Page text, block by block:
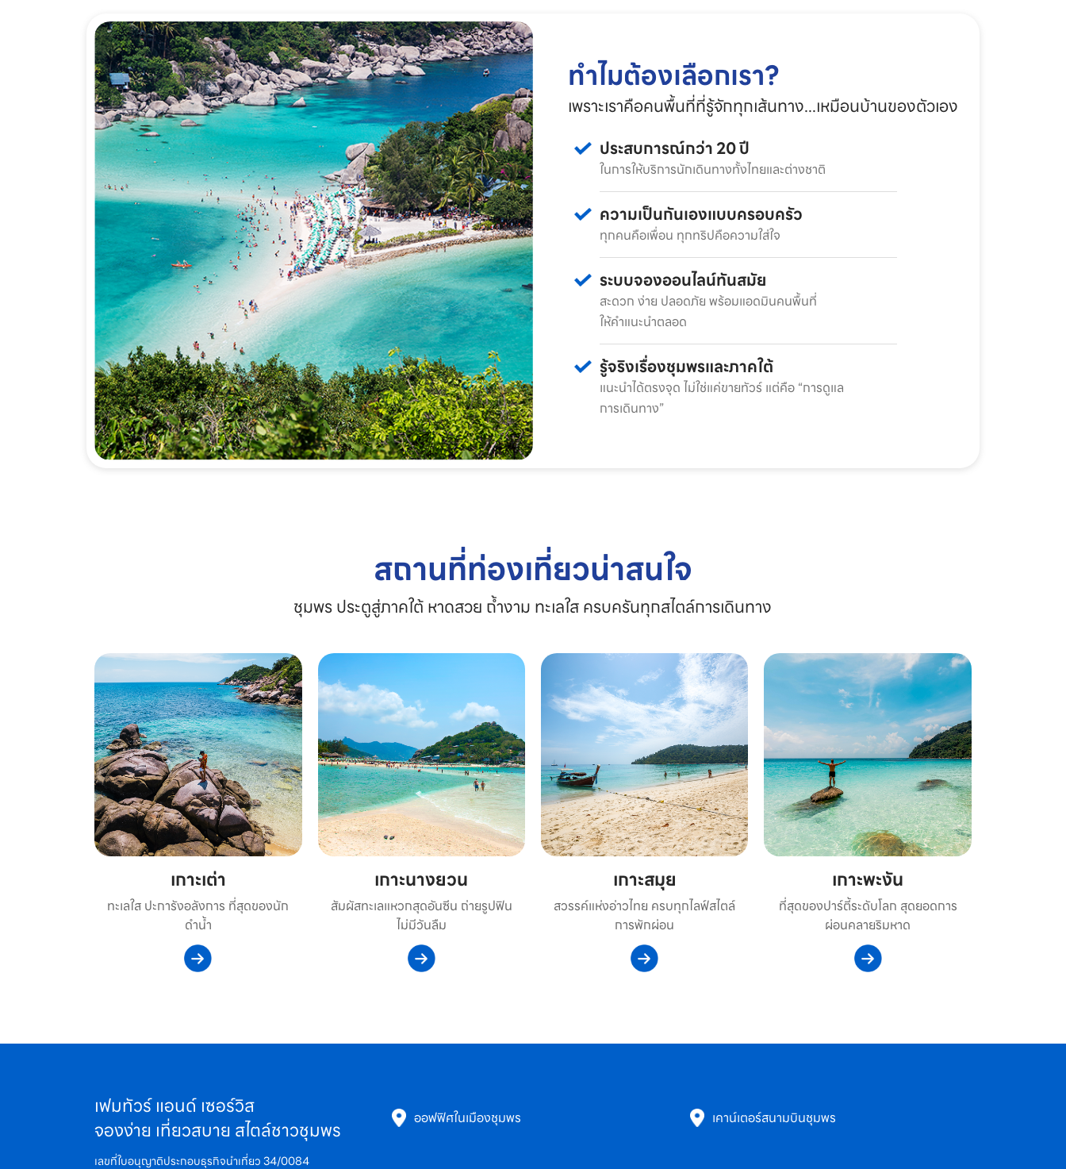
ทำไมต้องเลือกเรา?
เพราะเราคือคนพื้นที่ที่รู้จักทุกเส้นทาง...เหมือนบ้านของตัวเอง
ประสบการณ์กว่า 20 ปี
ในการให้บริการนักเดินทางทั้งไทยและต่างชาติ
ความเป็นกันเองแบบครอบครัว
ทุกคนคือเพื่อน ทุกทริปคือความใส่ใจ
ระบบจองออนไลน์ทันสมัย
สะดวก ง่าย ปลอดภัย พร้อมแอดมินคนพื้นที่
ให้คำแนะนำตลอด
รู้จริงเรื่องชุมพรและภาคใต้
แนะนำได้ตรงจุด ไม่ใช่แค่ขายทัวร์ แต่คือ “การดูแล
การเดินทาง”
สถานที่ท่องเที่ยวน่าสนใจ
ชุมพร ประตูสู่ภาคใต้ หาดสวย ถ้ำงาม ทะเลใส ครบครันทุกสไตล์การเดินทาง
เกาะเต่า
ทะเลใส ปะการังอลังการ ที่สุดของนัก
ดำน้ำ
เกาะนางยวน
สัมผัสทะเลแหวกสุดอันซีน ถ่ายรูปฟิน
ไม่มีวันลืม
เกาะสมุย
สวรรค์แห่งอ่าวไทย ครบทุกไลฟ์สไตล์
การพักผ่อน
เกาะพะงัน
ที่สุดของปาร์ตี้ระดับโลก สุดยอดการ
ผ่อนคลายริมหาด
เฟมทัวร์ แอนด์ เซอร์วิส
จองง่าย เที่ยวสบาย สไตล์ชาวชุมพร
เลขที่ใบอนุญาติประกอบธุรกิจนำเที่ยว 34/0084
ออฟฟิศในเมืองชุมพร เคาน์เตอร์สนามบินชุมพร